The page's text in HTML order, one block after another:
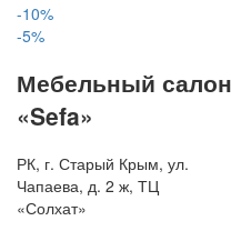
-10%
-5%
Мебельный салон
«Sefa»
РК, г. Старый Крым, ул.
Чапаева, д. 2 ж, ТЦ
«Солхат»